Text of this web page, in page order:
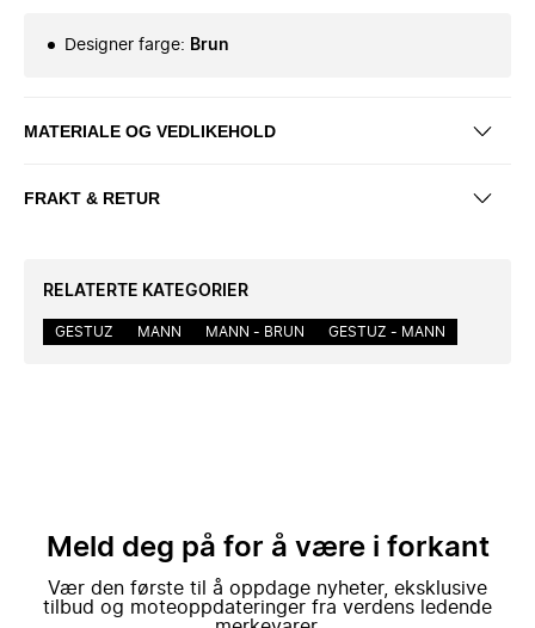
Designer farge: Brun
MATERIALE OG VEDLIKEHOLD
FRAKT & RETUR
RELATERTE KATEGORIER
GESTUZ MANN MANN - BRUN GESTUZ - MANN
Meld deg på for å være i forkant
Vær den første til å oppdage nyheter, eksklusive
tilbud og moteoppdateringer fra verdens ledende